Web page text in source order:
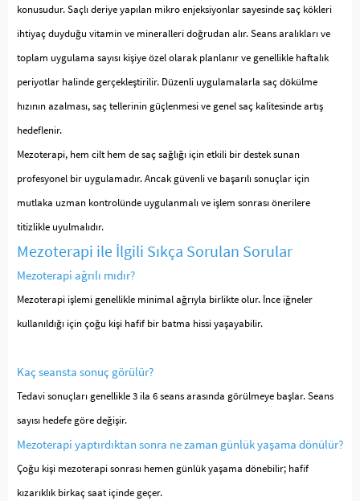
konusudur. Saçlı deriye yapılan mikro enjeksiyonlar sayesinde saç kökleri
ihtiyaç duyduğu vitamin ve mineralleri doğrudan alır. Seans aralıkları ve
toplam uygulama sayısı kişiye özel olarak planlanır ve genellikle haftalık
periyotlar halinde gerçekleştirilir. Düzenli uygulamalarla saç dökülme
hızının azalması, saç tellerinin güçlenmesi ve genel saç kalitesinde artış
hedeflenir.
Mezoterapi, hem cilt hem de saç sağlığı için etkili bir destek sunan
profesyonel bir uygulamadır. Ancak güvenli ve başarılı sonuçlar için
mutlaka uzman kontrolünde uygulanmalı ve işlem sonrası önerilere
titizlikle uyulmalıdır.
Mezoterapi ile İlgili Sıkça Sorulan Sorular
Mezoterapi ağrılı mıdır?
Mezoterapi işlemi genellikle minimal ağrıyla birlikte olur. İnce iğneler
kullanıldığı için çoğu kişi hafif bir batma hissi yaşayabilir.
Kaç seansta sonuç görülür?
Tedavi sonuçları genellikle 3 ila 6 seans arasında görülmeye başlar. Seans
sayısı hedefe göre değişir.
Mezoterapi yaptırdıktan sonra ne zaman günlük yaşama dönülür?
Çoğu kişi mezoterapi sonrası hemen günlük yaşama dönebilir; hafif
kızarıklık birkaç saat içinde geçer.